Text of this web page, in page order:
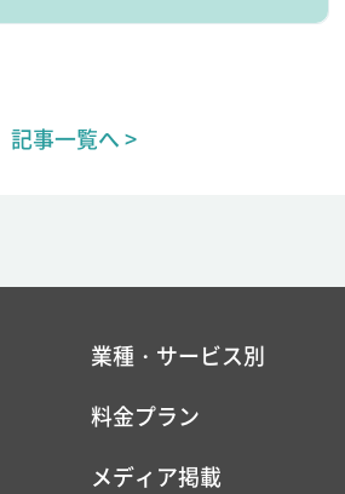
記事一覧へ >
業種・サービス別
料金プラン
メディア掲載